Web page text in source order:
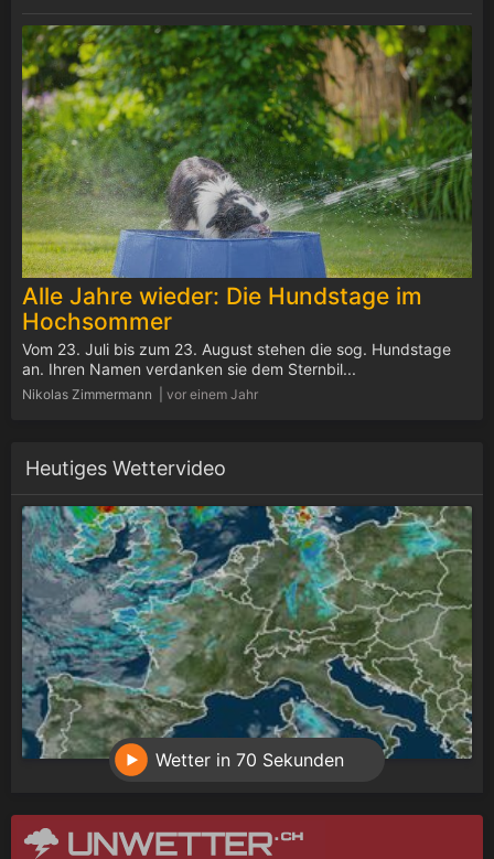
Alle Jahre wieder: Die Hundstage im
Hochsommer
Nikolas Zimmermann | vor einem Jahr
Vom 23. Juli bis zum 23. August stehen die sog. Hundstage
an. Ihren Namen verdanken sie dem Sternbil...
Heutiges Wettervideo
Wetter in 70 Sekunden